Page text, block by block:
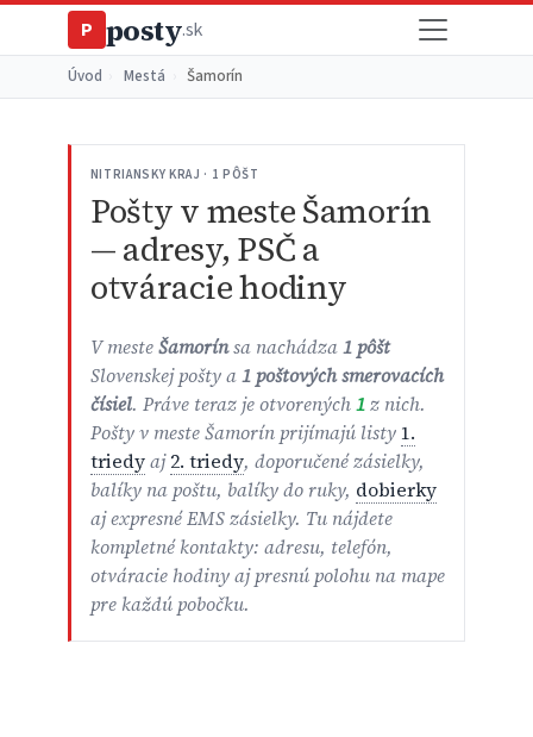
P posty.sk
Úvod Mestá Šamorín
NITRIANSKY KRAJ · 1 PÔŠT
Pošty v meste Šamorín
— adresy, PSČ a
otváracie hodiny
V mesteŠamorínsa nachádza1 pôšt
Slovenskej pošty a1 poštových smerovacích
čísiel. Práve teraz je otvorených1z nich.
Pošty v meste Šamorín prijímajú listy 1.
triedyaj2. triedy, doporučené zásielky,
balíky na poštu, balíky do ruky, dobierky
aj expresné EMS zásielky. Tu nájdete
kompletné kontakty: adresu, telefón,
otváracie hodiny aj presnú polohu na mape
pre každú pobočku.